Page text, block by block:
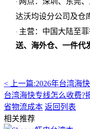
·
达沃均设分公司及仓
· 主营：中国大陆至
送、海外仓、一件代
< 上一篇:2026年台湾海
台湾海快专线怎么收费?
省物流成本 返回列表
相关推荐